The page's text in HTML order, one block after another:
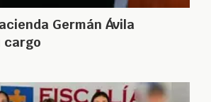
Germán Ávila
cargo